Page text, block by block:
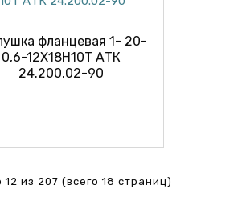
фланцевая 1- 20-
0,6-12Х18Н10Т АТК
24.200.02-90
12 из 207 (всего 18 страниц)